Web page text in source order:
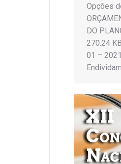
Opções
DO
270.24
01 –